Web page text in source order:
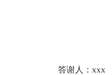
答谢人：xxx